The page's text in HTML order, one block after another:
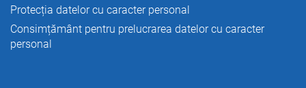
Protecția datelor cu caracter personal
Consimțământ pentru prelucrarea datelor cu caracter
personal